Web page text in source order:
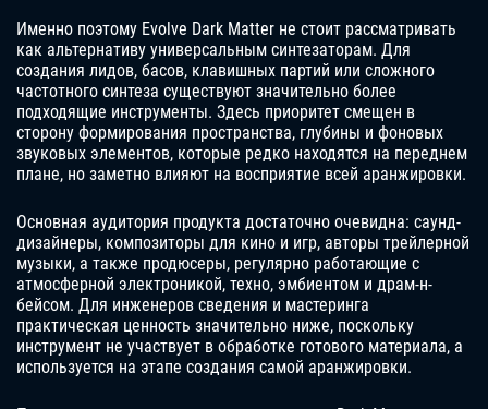
Именно поэтому Evolve Dark Matter не стоит рассматривать
как альтернативу универсальным синтезаторам. Для
создания лидов, басов, клавишных партий или сложного
частотного синтеза существуют значительно более
подходящие инструменты. Здесь приоритет смещен в
сторону формирования пространства, глубины и фоновых
звуковых элементов, которые редко находятся на переднем
плане, но заметно влияют на восприятие всей аранжировки.
Основная аудитория продукта достаточно очевидна: саунд-
дизайнеры, композиторы для кино и игр, авторы трейлерной
музыки, а также продюсеры, регулярно работающие с
атмосферной электроникой, техно, эмбиентом и драм-н-
бейсом. Для инженеров сведения и мастеринга
практическая ценность значительно ниже, поскольку
инструмент не участвует в обработке готового материала, а
используется на этапе создания самой аранжировки.